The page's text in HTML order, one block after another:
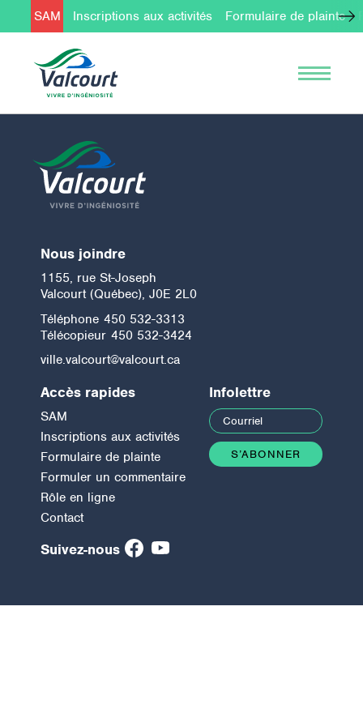
SAM Inscriptions aux activités Formulaire de plainte
Nous joindre
1155, rue St-Joseph
Valcourt (Québec), J0E 2L0
Téléphone 450 532-3313
Télécopieur 450 532-3424
ville.valcourt@valcourt.ca
Accès rapides
SAM
Inscriptions aux activités
Formulaire de plainte
Formuler un commentaire
Rôle en ligne
Contact
Suivez-nous
Infolettre